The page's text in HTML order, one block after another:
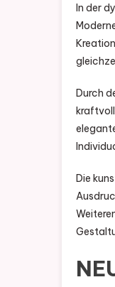
In der
Durch
Die